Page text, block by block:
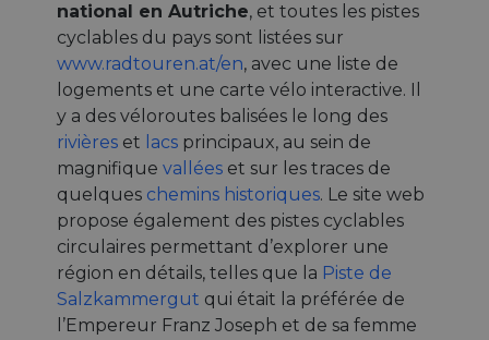
national en Autriche, et toutes les pistes
cyclables du pays sont listées sur
www.radtouren.at/en, avec une liste de
logements et une carte vélo interactive. Il
y a des véloroutes balisées le long des
rivières et lacs principaux, au sein de
magnifique vallées et sur les traces de
quelques chemins historiques. Le site web
propose également des pistes cyclables
circulaires permettant d’explorer une
région en détails, telles que la Piste de
Salzkammergut qui était la préférée de
l’Empereur Franz Joseph et de sa femme